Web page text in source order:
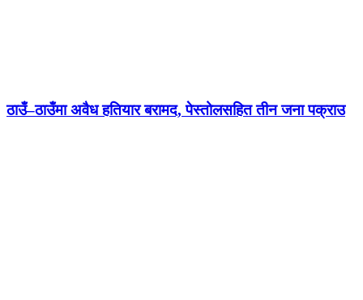
ठाउँ–ठाउँमा अवैध हतियार बरामद, पेस्तोलसहित तीन जना पक्राउ